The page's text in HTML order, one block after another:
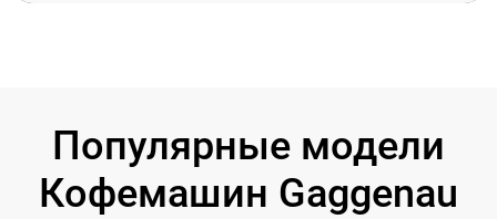
Популярные модели
Кофемашин Gaggenau